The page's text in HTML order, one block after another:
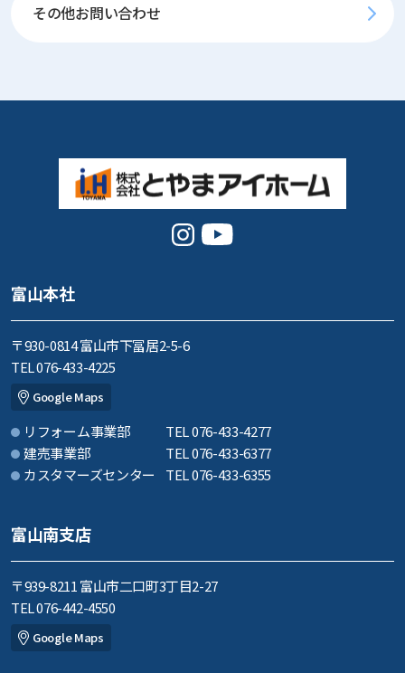
その他お問い合わせ
富山本社
〒930-0814 富山市下冨居2-5-6
TEL 076-433-4225
Google Maps
リフォーム事業部
TEL 076-433-4277
建売事業部
TEL 076-433-6377
カスタマーズセンター
TEL 076-433-6355
富山南支店
〒939-8211 富山市二口町3丁目2-27
TEL 076-442-4550
Google Maps